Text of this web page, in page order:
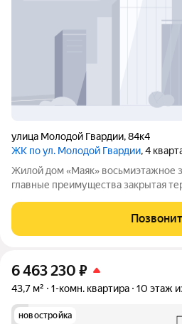
улица Молодой Гвардии,84к4
ЖК по ул. Молодой Гвардии, 4
Жилой дом «Маяк» восьмиэтажное здание бизнескласса. Его
главные преимущества закрытая территория и подземная
38квартир. Такой формат помогает
атмосферу и упрощает решение
6 463 230 ₽
43,7 м² 1-комн. квартира 10 этаж
новостройка